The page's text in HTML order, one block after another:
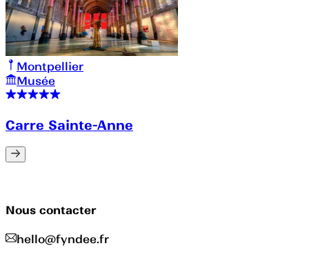
Montpellier
Musée
Carre Sainte-Anne
Nous contacter
hello@fyndee.fr